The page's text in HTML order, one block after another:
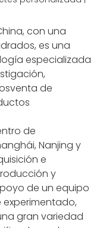
con una
es una
especializada
de
de
Nanjing y
e
y
de un equipo
gran variedad